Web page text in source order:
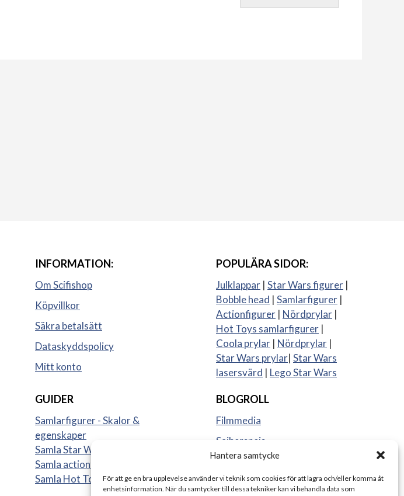
Hantera samtycke
För att ge en bra upplevelse använder vi teknik som cookies för att lagra och/eller komma åt
enhetsinformation. När du samtycker till dessa tekniker kan vi behandla data som
INFORMATION:
Om Scifishop
Köpvillkor
Säkra betalsätt
Dataskyddspolicy
Mitt konto
GUIDER
Samlarfigurer - Skalor &
egenskaper
Samla Star Wars figurer
Samla actionfigurer
Samla Hot Toys
POPULÄRA SIDOR:
Julklappar | Star Wars figurer |
Bobble head | Samlarfigurer |
Actionfigurer | Nördprylar |
Hot Toys samlarfigurer |
Coola prylar | Nördprylar |
Star Wars prylar| Star Wars
lasersvärd | Lego Star Wars
BLOGROLL
Filmmedia
Sajberspejs
Strange things